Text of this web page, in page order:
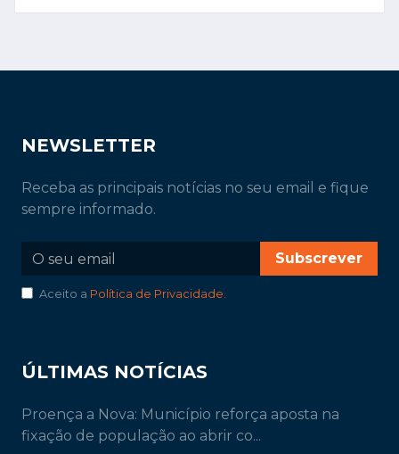
NEWSLETTER
Receba as principais notícias no seu email e fique
sempre informado.
Subscrever
Aceito a Política de Privacidade.
ÚLTIMAS NOTÍCIAS
Proença a Nova: Município reforça aposta na
fixação de população ao abrir co...